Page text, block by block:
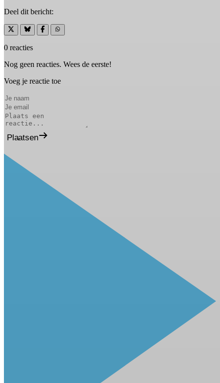
Deel dit bericht:
0 reacties
Nog geen reacties. Wees de eerste!
Voeg je reactie toe
Plaatsen